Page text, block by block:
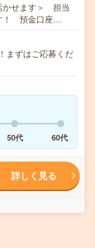
かせます＞ 担当
！ 預金口座…
まずはご応募くだ
50代 60代
詳しく見る